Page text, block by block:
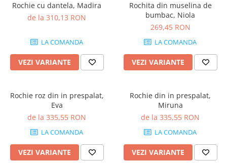
Rochie cu dantela, Madira
de la 310,13 RON
LA COMANDA
VEZI VARIANTE
Rochita din muselina de
bumbac, Niola
269,45 RON
LA COMANDA
VEZI VARIANTE
Rochie roz din in prespalat,
Eva
de la 335,55 RON
LA COMANDA
VEZI VARIANTE
Rochie din in prespalat,
Miruna
de la 335,55 RON
LA COMANDA
VEZI VARIANTE